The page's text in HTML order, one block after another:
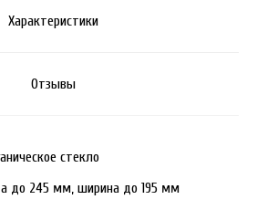
Характеристики
Отзывы
стекло
до 245 мм, ширина до 195 мм